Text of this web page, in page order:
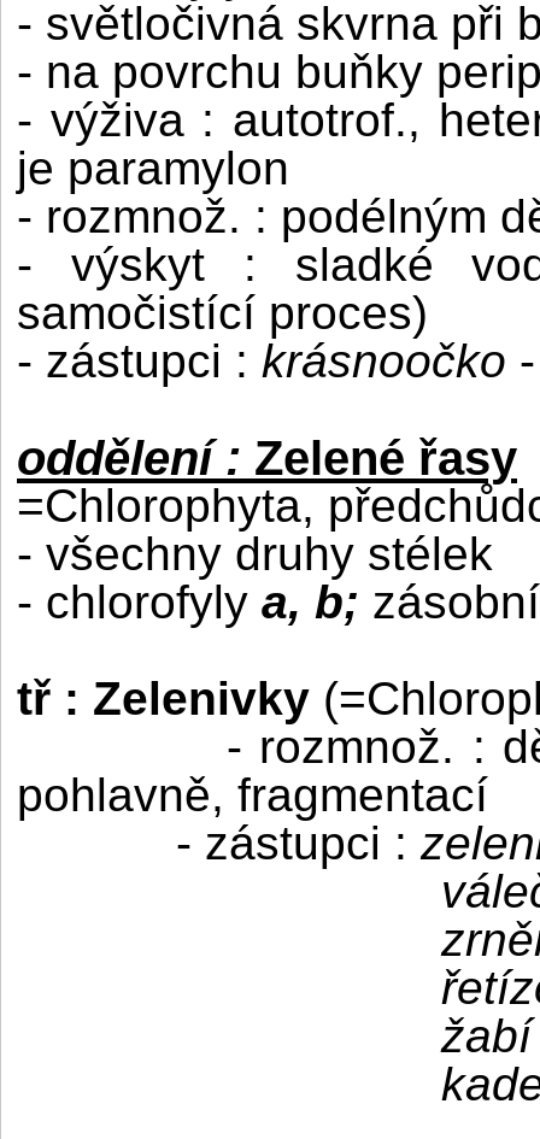
- světločivná skvrna při
- na povrchu buňky
- výživa : autotrof.,
je paramylon
- rozmnož. : podélným
- výskyt : sladké
samočistící proces)
- zástupci : krásnoočko
oddělení : Zelené řasy
=Chlorophyta,
- všechny druhy stélek
- chlorofyly a, b;
tř : Zelenivky
- rozmnož. :
pohlavně, fragmentací
- zástupci :